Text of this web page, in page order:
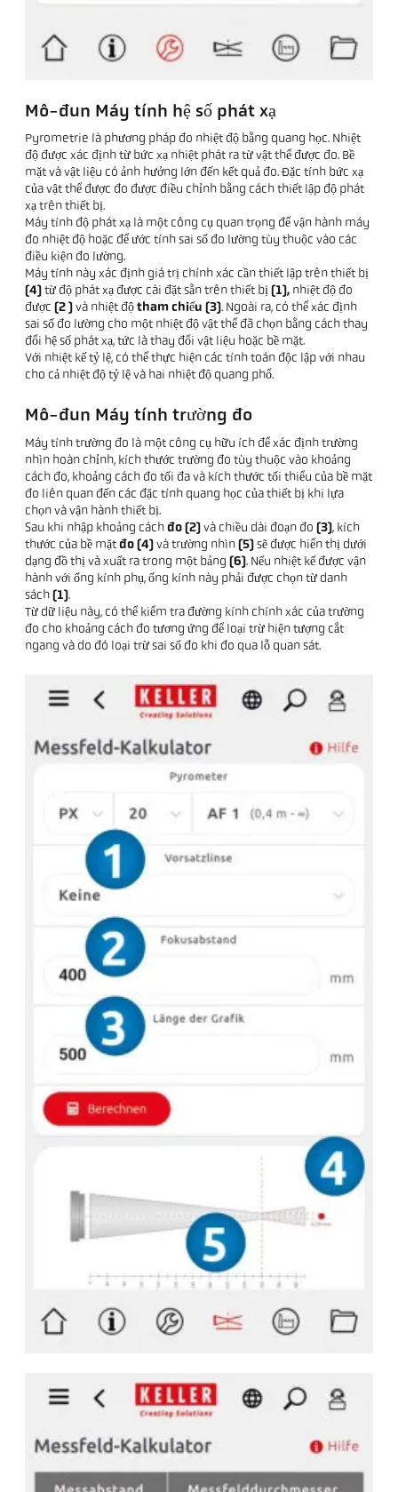
Mô-đun Máy tính hệ số phát xạ
Pyrometrie là phương pháp đo nhiệt độ bằng quang học. Nhiệt
độ được xác định từ bức xạ nhiệt phát ra từ vật thể được đo. Bề
mặt và vật liệu có ảnh hưởng lớn đến kết quả đo. Đặc tính bức xạ
của vật thể được đo được điều chỉnh bằng cách thiết lập độ phát
xạ trên thiết bị.
Máy tính độ phát xạ là một công cụ quan trọng để vận hành máy
đo nhiệt độ hoặc để ước tính sai số đo lường tùy thuộc vào các
điều kiện đo lường.
Máy tính này xác định giá trị chính xác cần thiết lập trên thiết bị
(4) từ độ phát xạ được cài đặt sẵn trên thiết bị(1), nhiệt độ đo
được(2 ) và nhiệt độtham chiếu (3). Ngoài ra, có thể xác định
sai số đo lường cho một nhiệt độ vật thể đã chọn bằng cách thay
đổi hệ số phát xạ, tức là thay đổi vật liệu hoặc bề mặt.
Với nhiệt kế tỷ lệ, có thể thực hiện các tính toán độc lập với nhau
cho cả nhiệt độ tỷ lệ và hai nhiệt độ quang phổ.
Mô-đun Máy tính trường đo
Máy tính trường đo là một công cụ hữu ích để xác định trường
nhìn hoàn chỉnh, kích thước trường đo tùy thuộc vào khoảng
cách đo, khoảng cách đo tối đa và kích thước tối thiểu của bề mặt
đo liên quan đến các đặc tính quang học của thiết bị khi lựa
chọn và vận hành thiết bị.
Sau khi nhập khoảng cáchđo (2) và chiều dài đoạn đo(3), kích
thước của bề mặtđo (4) và trường nhìn(5) sẽ được hiển thị dưới
dạng đồ thị và xuất ra trong một bảng(6). Nếu nhiệt kế được vận
hành với ống kính phụ, ống kính này phải được chọn từ danh
sách(1).
Từ dữ liệu này, có thể kiểm tra đường kính chính xác của trường
đo cho khoảng cách đo tương ứng để loại trừ hiện tượng cắt
ngang và do đó loại trừ sai số đo khi đo qua lỗ quan sát.